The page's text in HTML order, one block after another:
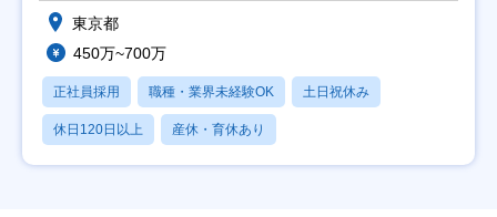
東京都
450万~700万
正社員採用 職種・業界未経験OK 土日祝休み
休日120日以上 産休・育休あり